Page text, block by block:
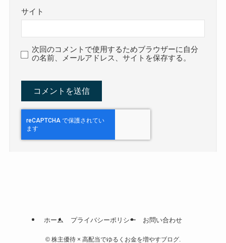
サイト
次回のコメントで使用するためブラウザーに自分
の名前、メールアドレス、サイトを保存する。
ホーム プライバシーポリシー お問い合わせ
© 株主優待 × 高配当でゆるくお金を増やすブログ.